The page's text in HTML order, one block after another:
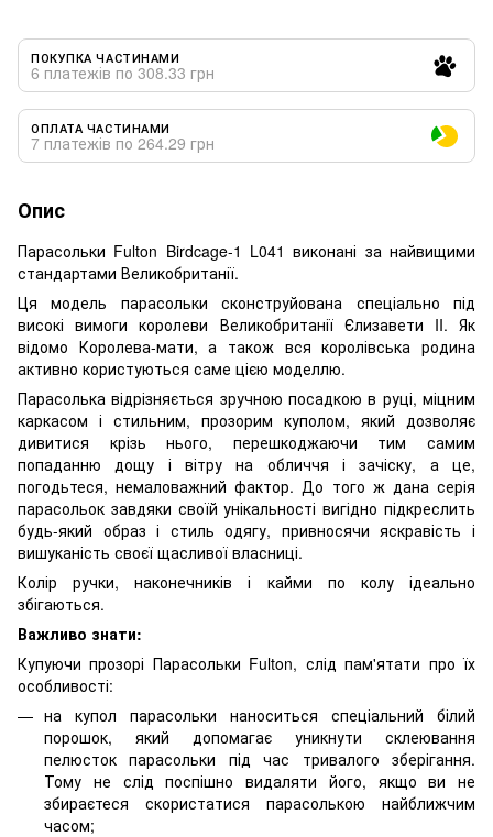
ПОКУПКА ЧАСТИНАМИ
6 платежів по 308.33 грн
ОПЛАТА ЧАСТИНАМИ
7 платежів по 264.29 грн
Опис
Парасольки Fulton Birdcage-1 L041 виконані за найвищими
стандартами Великобританії.
Ця модель парасольки сконструйована спеціально під
високі вимоги королеви Великобританії Єлизавети II. Як
відомо Королева-мати, а також вся королівська родина
активно користуються саме цією моделлю.
Парасолька відрізняється зручною посадкою в руці, міцним
каркасом і стильним, прозорим куполом, який дозволяє
дивитися крізь нього, перешкоджаючи тим самим
попаданню дощу і вітру на обличчя і зачіску, а це,
погодьтеся, немаловажний фактор. До того ж дана серія
парасольок завдяки своїй унікальності вигідно підкреслить
будь-який образ і стиль одягу, привносячи яскравість і
вишуканість своєї щасливої ​​власниці.
Колір ручки, наконечників і кайми по колу ідеально
збігаються.
Важливо знати:
Купуючи прозорі Парасольки Fulton, слід пам'ятати про їх
особливості:
на купол парасольки наноситься спеціальний білий
порошок, який допомагає уникнути склеювання
пелюсток парасольки під час тривалого зберігання.
Тому не слід поспішно видаляти його, якщо ви не
збираєтеся скористатися парасолькою найближчим
часом;